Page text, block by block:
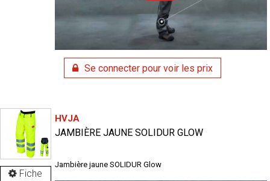
Se connecter pour voir les prix
Fiche
HVJA
JAMBIÈRE JAUNE SOLIDUR GLOW
Jambière jaune SOLIDUR Glow